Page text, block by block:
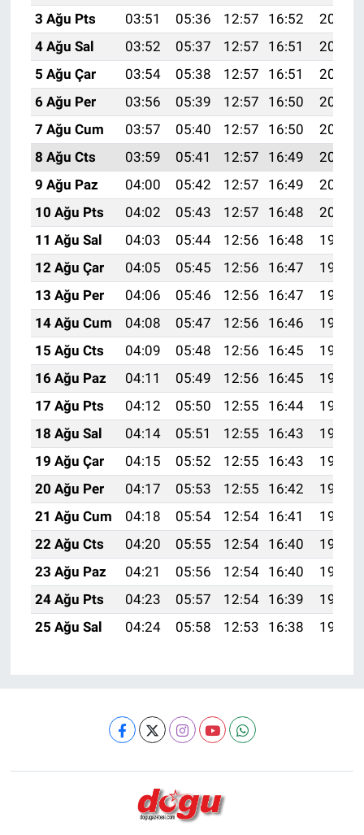
3 Ağu Pts
03:51 05:36 12:57 16:52
20:09
4 Ağu Sal
03:52 05:37 12:57 16:51
20:08
5 Ağu Çar
03:54 05:38 12:57 16:51
20:07
6 Ağu Per
03:56 05:39 12:57 16:50
20:06
7 Ağu Cum
03:57 05:40 12:57 16:50
20:04
8 Ağu Cts
03:59 05:41 12:57 16:49
20:03
9 Ağu Paz
04:00 05:42 12:57 16:49
20:02
10 Ağu Pts
04:02 05:43 12:57 16:48
20:01
11 Ağu Sal
04:03 05:44 12:56 16:48
19:59
12 Ağu Çar
04:05 05:45 12:56 16:47
19:58
13 Ağu Per
04:06 05:46 12:56 16:47
19:57
14 Ağu Cum
04:08 05:47 12:56 16:46
19:55
15 Ağu Cts
04:09 05:48 12:56 16:45
19:54
16 Ağu Paz
04:11 05:49 12:56 16:45
19:52
17 Ağu Pts
04:12 05:50 12:55 16:44
19:51
18 Ağu Sal
04:14 05:51 12:55 16:43
19:50
19 Ağu Çar
04:15 05:52 12:55 16:43
19:48
20 Ağu Per
04:17 05:53 12:55 16:42
19:47
21 Ağu Cum
04:18 05:54 12:54 16:41
19:45
22 Ağu Cts
04:20 05:55 12:54 16:40
19:44
23 Ağu Paz
04:21 05:56 12:54 16:40
19:42
24 Ağu Pts
04:23 05:57 12:54 16:39
19:41
25 Ağu Sal
04:24 05:58 12:53 16:38 19:39